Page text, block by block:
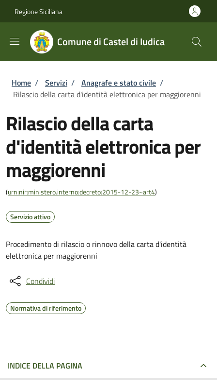
Regione Siciliana
Comune di Castel di Iudica
Briciole di pane
Home / Servizi / Anagrafe e stato civile /
Rilascio della carta d'identità elettronica per maggiorenni
Rilascio della carta
d'identità elettronica per
maggiorenni
(urn:nir:ministero.interno:decreto:2015-12-23~art4)
Servizio attivo
Procedimento di rilascio o rinnovo della carta d'identità
elettronica per maggiorenni
Condividi
Normativa di riferimento
INDICE DELLA PAGINA